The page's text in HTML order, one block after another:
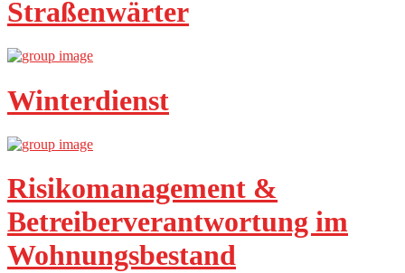
Straßenwärter
Winterdienst
Risikomanagement &
Betreiberverantwortung im
Wohnungsbestand